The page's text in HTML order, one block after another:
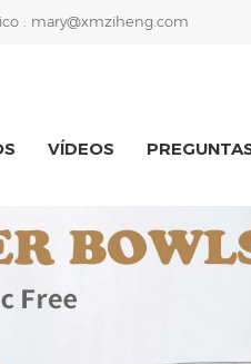
: mary@xmziheng.com
VÍDEOS